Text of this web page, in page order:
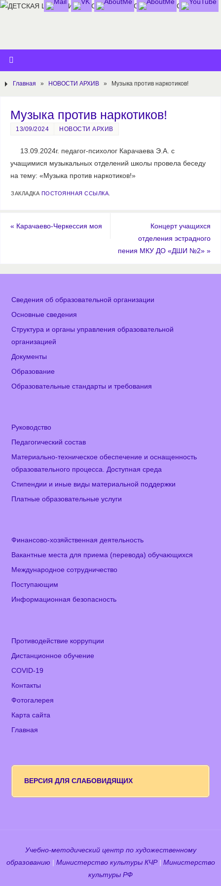
Главная » НОВОСТИ АРХИВ » Музыка против наркотиков!
Музыка против наркотиков!
13/09/2024 НОВОСТИ АРХИВ
13.09.2024г. педагог-психолог Карачаева Э.А. с
учащимися музыкальных отделений школы провела беседу
на тему: «Музыка против наркотиков!»
ЗАКЛАДКА ПОСТОЯННАЯ ССЫЛКА
« Карачаево-Черкессия моя
Концерт учащихся
отделения эстрадного
пения МКУ ДО «ДШИ №2» »
Сведения об образовательной организации
Основные сведения
Структура и органы управления образовательной
организацией
Документы
Образование
Образовательные стандарты и требования
Руководство
Педагогический состав
Материально-техническое обеспечение и оснащенность
образовательного процесса. Доступная среда
Стипендии и иные виды материальной поддержки
Платные образовательные услуги
Финансово-хозяйственная деятельность
Вакантные места для приема (перевода) обучающихся
Международное сотрудничество
Поступающим
Информационная безопасность
Противодействие коррупции
Дистанционное обучение
COVID-19
Контакты
Фотогалерея
Карта сайта
Главная
ВЕРСИЯ ДЛЯ СЛАБОВИДЯЩИХ
Учебно-методический центр по художественному
образованию
Министерство культуры КЧР| Министерство
культуры РФ